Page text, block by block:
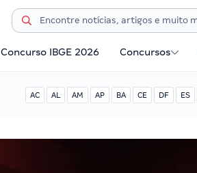
Concurso IBGE 2026 Concursos
AC AL AM AP BA CE DF ES